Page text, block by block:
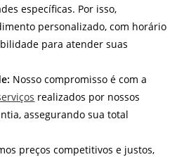
específicas. Por isso,
personalizado, com horário
para atender suas
Nosso compromisso é com a
realizados por nossos
assegurando sua total
preços competitivos e justos,